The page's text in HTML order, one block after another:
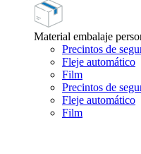
Material embalaje
Precintos de
Fleje automático
Film
Precintos de
Fleje automático
Film